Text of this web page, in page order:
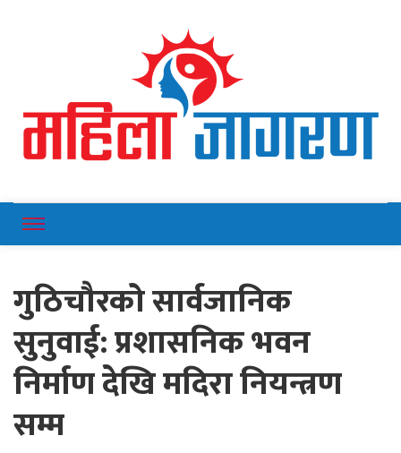
Mahilajagaran
गुठिचौरको सार्वजानिक
सुनुवाई: प्रशासनिक भवन
निर्माण देखि मदिरा नियन्त्रण
सम्म